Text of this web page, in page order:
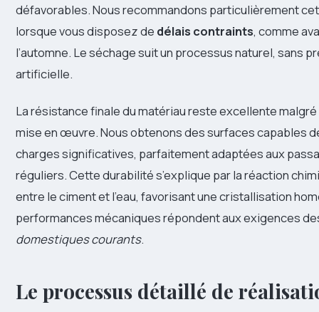
défavorables. Nous recommandons particulièrement
lorsque vous disposez de délais contraints, comme
l’automne. Le séchage suit un processus naturel, sans
artificielle.
La résistance finale du matériau reste excellente
mise en œuvre. Nous obtenons des surfaces capables
charges significatives, parfaitement adaptées aux
réguliers. Cette durabilité s’explique par la réaction
entre le ciment et l’eau, favorisant une cristallisation
performances mécaniques répondent aux exigences
domestiques courants.
Le processus détaillé de